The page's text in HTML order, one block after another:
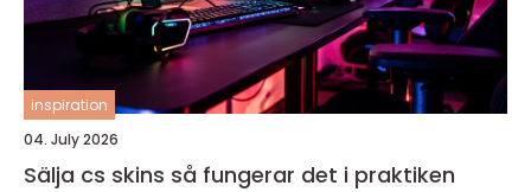
inspiration
04. July 2026
Sälja cs skins så fungerar det i praktiken